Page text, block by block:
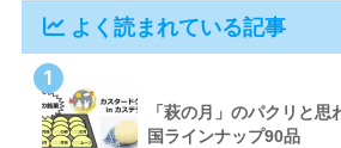
よく読まれている記事
1
「萩の月」のパクリと
国ラインナップ90品